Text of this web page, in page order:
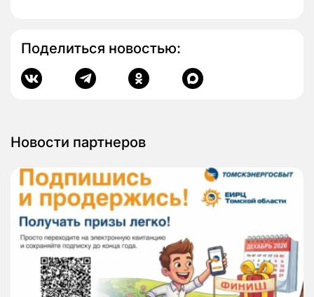
Поделиться новостью:
Новости партнеров